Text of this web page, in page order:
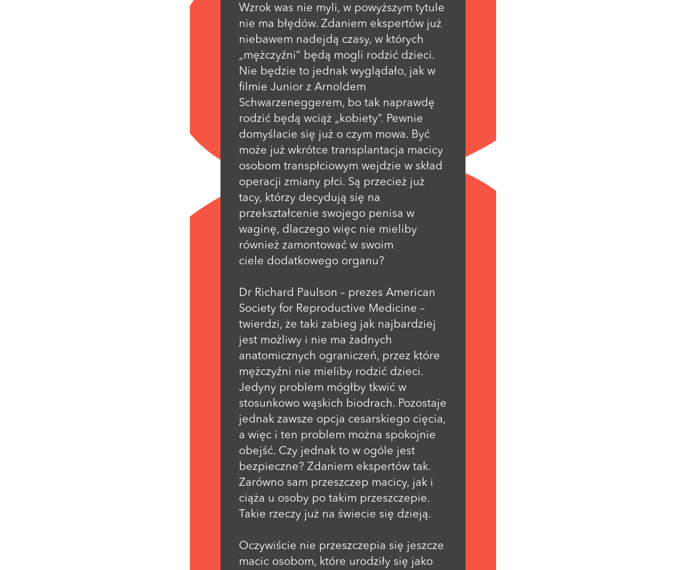
Wzrok was nie myli, w powyższym tytule
nie ma błędów. Zdaniem ekspertów już
niebawem nadejdą czasy, w których
„mężczyźni” będą mogli rodzić dzieci.
Nie będzie to jednak wyglądało, jak w
filmie Junior z Arnoldem
Schwarzeneggerem, bo tak naprawdę
rodzić będą wciąż „kobiety”. Pewnie
domyślacie się już o czym mowa. Być
może już wkrótce transplantacja macicy
osobom transpłciowym wejdzie w skład
operacji zmiany płci. Są przecież już
tacy, którzy decydują się na
przekształcenie swojego penisa w
waginę, dlaczego więc nie mieliby
również zamontować w swoim
ciele dodatkowego organu?
Dr Richard Paulson – prezes American
Society for Reproductive Medicine –
twierdzi, że taki zabieg jak najbardziej
jest możliwy i nie ma żadnych
anatomicznych ograniczeń, przez które
mężczyźni nie mieliby rodzić dzieci.
Jedyny problem mógłby tkwić w
stosunkowo wąskich biodrach. Pozostaje
jednak zawsze opcja cesarskiego cięcia,
a więc i ten problem można spokojnie
obejść. Czy jednak to w ogóle jest
bezpieczne? Zdaniem ekspertów tak.
Zarówno sam przeszczep macicy, jak i
ciąża u osoby po takim przeszczepie.
Takie rzeczy już na świecie się dzieją.
Oczywiście nie przeszczepia się jeszcze
macic osobom, które urodziły się jako